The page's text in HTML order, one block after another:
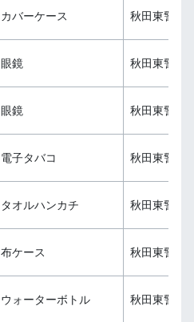
カバーケース 秋田東警察
眼鏡 秋田東警察
眼鏡 秋田東警察
電子タバコ 秋田東警察
タオルハンカチ 秋田東警察
布ケース 秋田東警察
ウォーターボトル 秋田東警察